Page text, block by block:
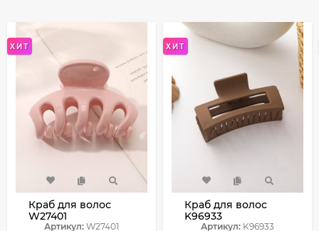
ХИТ
Краб для волос
W27401
Артикул: W27401
ХИТ
Краб для волос
K96933
Артикул: K96933